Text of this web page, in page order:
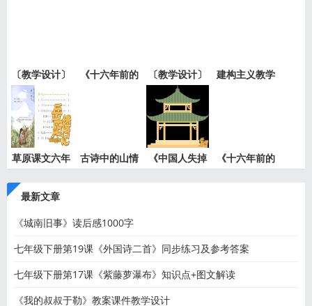
〔教学设计〕
老王
《十六年前的
〔教学设计〕
就英法
建构主义教学
草原课文六年
古诗中的山情
《中国人失掉
《十六年前的
最新文章
《城南旧事》读后感1000字
七年级下册第19课《外国诗二首》同步练习及参考答案
七年级下册第17课《紫藤萝瀑布》知识点+图文解读
《我的叔叔于勒》教案课件教学设计